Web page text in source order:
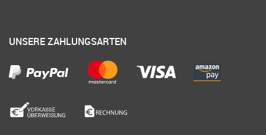
UNSERE ZAHLUNGSARTEN